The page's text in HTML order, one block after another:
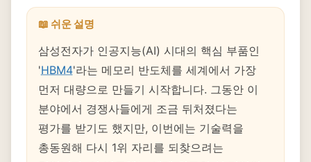
📖 쉬운 설명
삼성전자가 인공지능(AI) 시대의 핵심 부품인
'HBM4'라는 메모리 반도체를 세계에서 가장
먼저 대량으로 만들기 시작합니다. 그동안 이
분야에서 경쟁사들에게 조금 뒤처졌다는
평가를 받기도 했지만, 이번에는 기술력을
총동원해 다시 1위 자리를 되찾으려는